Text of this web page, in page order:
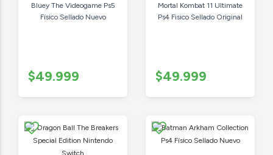
Bluey The Videogame Ps5
Físico Sellado Nuevo
$49.999
Mortal Kombat 11 Ultimate
Ps4 Fisico Sellado Original
$49.999